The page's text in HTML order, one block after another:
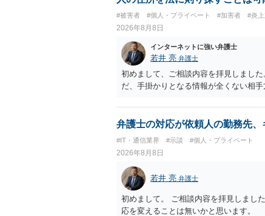
#被害者 #個人・プライベート #加害者 #炎
2026年8月8日
インターネットに強い弁護士
若井 亮 弁護士
初めまして、ご相談内容を拝見しまし
だ、手掛かりとなる情報が全くない相
弁護士の対応が依頼人の勤務先
#IT・通信業界 #示談 #個人・プライベート
2026年8月8日
若井 亮 弁護士
初めまして。 ご相談内容を拝見しまし
応を変えることは無いかと思います。